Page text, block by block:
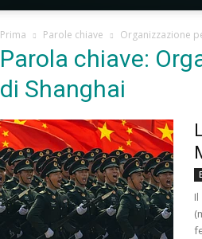
Prima Parole chiave Organizzazione
Parola chiave:
di Shanghai